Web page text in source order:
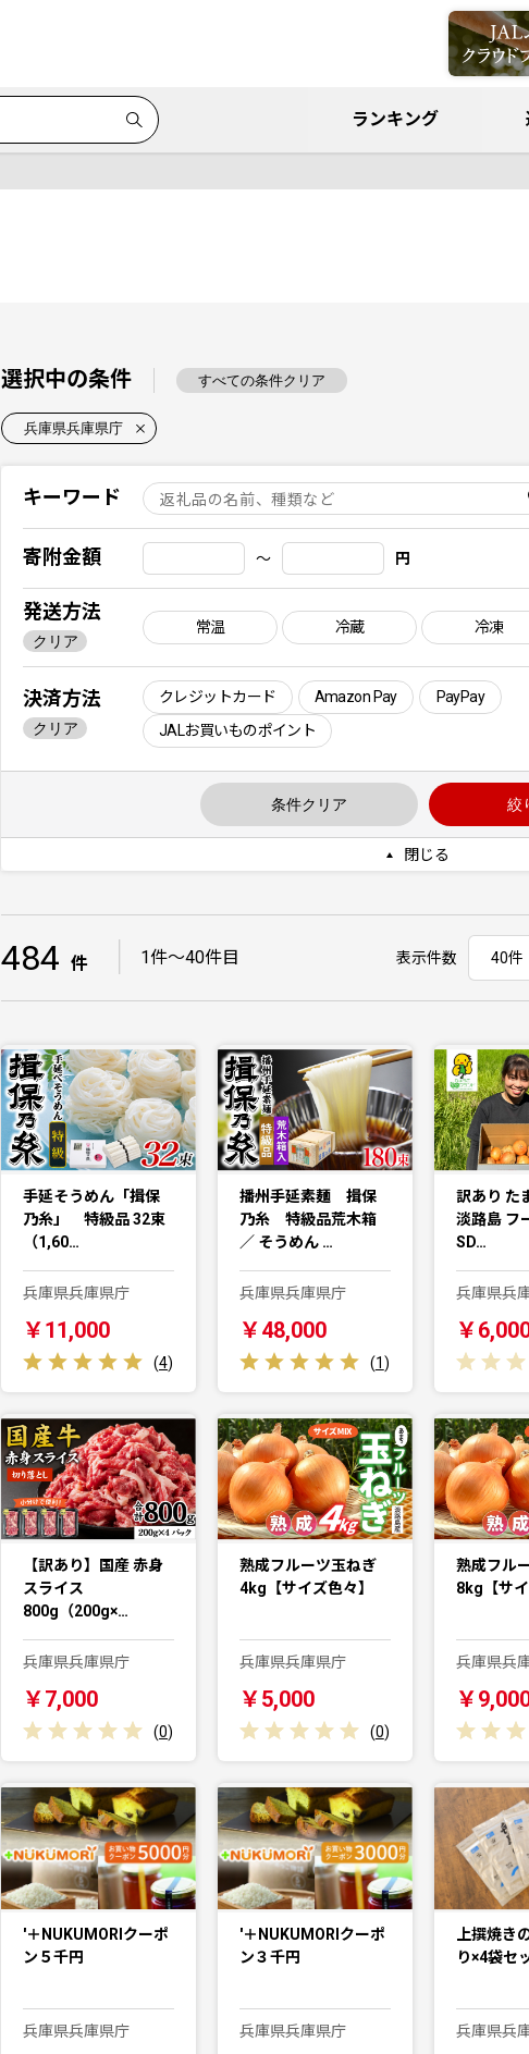
ランキング
選択中の条件 すべての条件クリア
兵庫県兵庫県庁
キーワード
寄附金額 〜 円
発送方法
クリア
常温 冷蔵 冷凍
決済方法
クリア
クレジットカード Amazon Pay
PayPay
JALお買いものポイント
条件クリア 絞
閉じる
484 件 1件〜40件目 表示件数
手延そうめん「揖保
乃糸」 特級品 32束
（1,60…
兵庫県兵庫県庁
￥11,000
(4)
播州手延素麺 揖保
乃糸 特級品荒木箱
／ そうめん …
兵庫県兵庫県庁
￥48,000
(1)
訳あり た
淡路島 フ
SD…
兵庫県兵
￥
【訳あり】国産 赤身
スライス
800g（200g×…
兵庫県兵庫県庁
￥7,000
(0)
熟成フルーツ玉ねぎ
4kg【サイズ色々】
兵庫県兵庫県庁
￥5,000
(0)
熟成フル
8kg【サイ
兵庫県兵
￥
'＋NUKUMORIクーポ
ン５千円
兵庫県兵庫県庁
'＋NUKUMORIクーポ
ン３千円
兵庫県兵庫県庁
上撰焼き
り×4袋セ
兵庫県兵